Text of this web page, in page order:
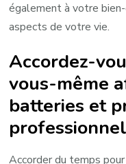
également à votre
aspects de votre vie.
Accordez-
vous-même
batteries et
Accorder du temps